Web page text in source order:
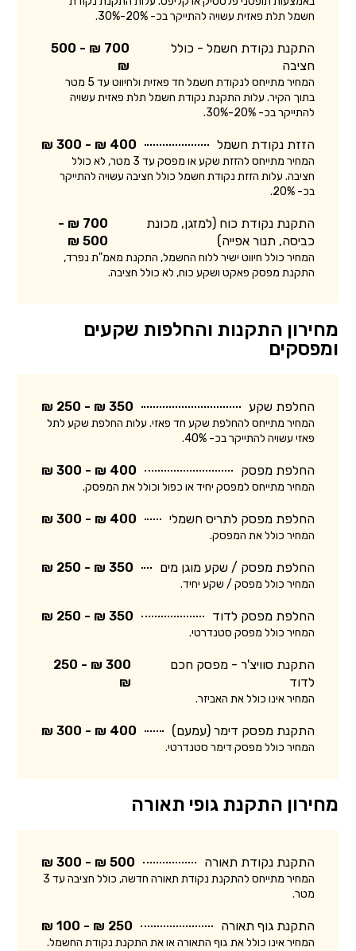
חשמל תלת פאזית עשויה להתייקר בכ- 20%-30%.
התקנת נקודת חשמל - כולל
חציבה
700 ₪ - 500
₪
המחיר מתייחס לנקודת חשמל חד פאזית ולחיווט עד 5 מטר
בתוך הקיר. עלות התקנת נקודת חשמל תלת פאזית עשויה
להתייקר בכ- 20%-30%.
הזזת נקודת חשמל 400 ₪ - 300 ₪
המחיר מתייחס להזזת שקע או מפסק עד 3 מטר, לא כולל
חציבה. עלות הזזת נקודת חשמל כולל חציבה עשויה להתייקר
בכ- 20%.
התקנת נקודת כוח (למזגן, מכונת
כביסה, תנור אפייה)
700 ₪ -
500 ₪
המחיר כולל חיווט ישיר ללוח החשמל, התקנת מאמ"ת נפרד,
התקנת מפסק פאקט ושקע כוח, לא כולל חציבה.
מחירון התקנות והחלפות שקעים
ומפסקים
החלפת שקע 350 ₪ - 250 ₪
המחיר מתייחס להחלפת שקע חד פאזי. עלות החלפת שקע לתל
פאזי עשויה להתייקר בכ- 40%.
החלפת מפסק 400 ₪ - 300 ₪
המחיר מתייחס למפסק יחיד או כפול וכולל את המפסק.
החלפת מפסק לתריס חשמלי 400 ₪ - 300 ₪
המחיר כולל את המפסק.
החלפת מפסק / שקע מוגן מים 350 ₪ - 250 ₪
המחיר כולל מפסק / שקע יחיד.
החלפת מפסק לדוד 350 ₪ - 250 ₪
המחיר כולל מפסק סטנדרטי.
התקנת סוויצ'ר - מפסק חכם
לדוד
300 ₪ - 250
₪
המחיר אינו כולל את האביזר.
התקנת מפסק דימר (עמעם) 400 ₪ - 300 ₪
המחיר כולל מפסק דימר סטנדרטי.
מחירון התקנת גופי תאורה
התקנת נקודת תאורה 500 ₪ - 300 ₪
המחיר מתייחס להתקנת נקודת תאורה חדשה, כולל חציבה עד 3
מטר.
התקנת גוף תאורה 250 ₪ - 100 ₪
המחיר אינו כולל את גוף התאורה או את התקנת נקודת החשמל.